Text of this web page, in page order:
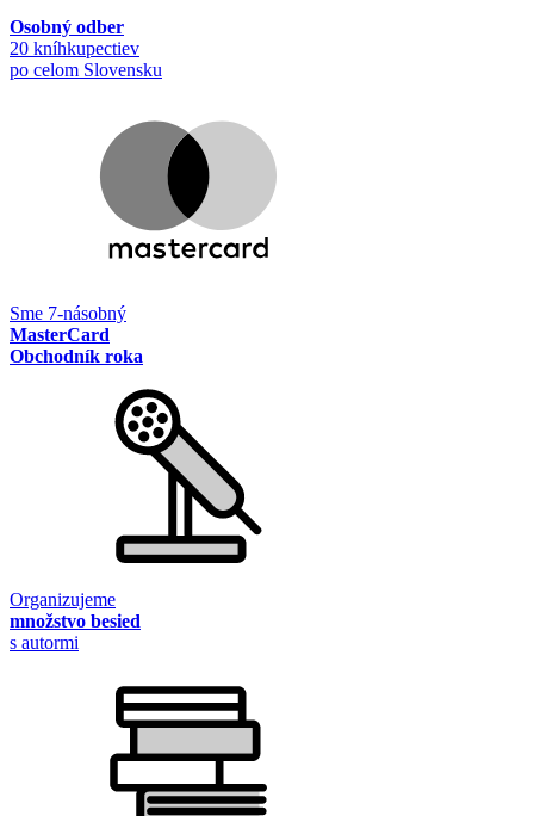
Osobný odber
20 kníhkupectiev
po celom Slovensku
Sme 7-násobný
MasterCard
Obchodník roka
Organizujeme
množstvo besied
s autormi